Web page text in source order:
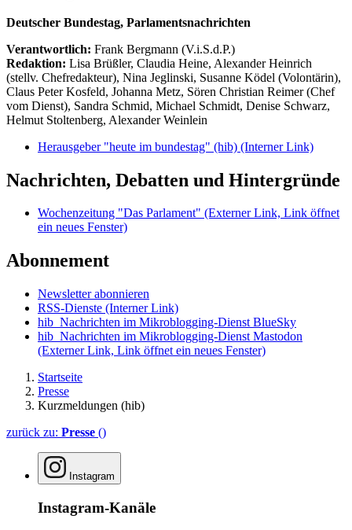
Deutscher Bundestag, Parlamentsnachrichten
Verantwortlich: Frank Bergmann (V.i.S.d.P.)
Redaktion: Lisa Brüßler, Claudia Heine, Alexander Heinrich
(stellv. Chefredakteur), Nina Jeglinski, Susanne Ködel (Volontärin),
Claus Peter Kosfeld, Johanna Metz, Sören Christian Reimer (Chef
vom Dienst), Sandra Schmid, Michael Schmidt, Denise Schwarz,
Helmut Stoltenberg, Alexander Weinlein
Herausgeber "heute im bundestag" (hib) (Interner Link)
Nachrichten, Debatten und Hintergründe
Wochenzeitung "Das Parlament" (Externer Link, Link öffnet
ein neues Fenster)
Abonnement
Newsletter abonnieren
RSS-Dienste (Interner Link)
hib_Nachrichten im Mikroblogging-Dienst BlueSky
hib_Nachrichten im Mikroblogging-Dienst Mastodon
(Externer Link, Link öffnet ein neues Fenster)
Startseite
Presse
Kurzmeldungen (hib)
zurück zu: Presse ()
Instagram
Instagram-Kanäle